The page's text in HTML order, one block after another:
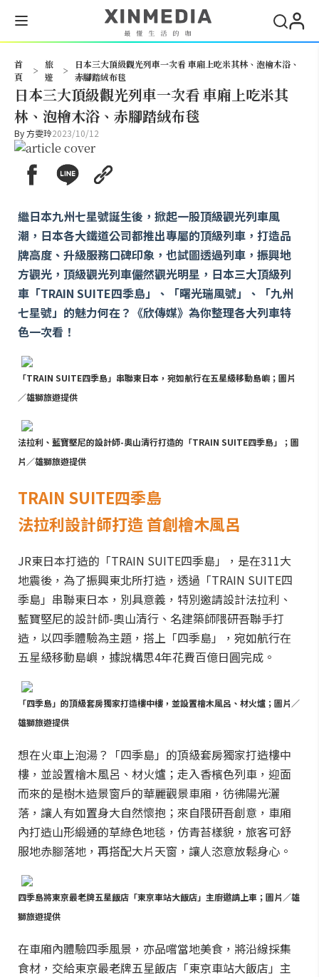
首
頁
>
旅
遊
>
日本三大頂級觀光列車一次看 車廂上吃米其林、泡檜木浴、
赤腳踏絨布毯
日本三大頂級觀光列車一次看 車廂上吃米其
林、泡檜木浴、赤腳踏絨布毯
By方雯玲2023/10/12
繼日本九州七星號誕生後，掀起一股頂級觀光列車風
潮，日本各大鐵道公司都推出專屬的頂級列車，打造品
牌高度、升級服務口碑印象，也試圖透過列車，振興地
方觀光，頂級觀光列車儼然觀光明星，日本三大頂級列
車「TRAIN SUITE四季島」、「曙光瑞風號」、「九州
七星號」的魅力何在？《欣傳媒》為你整理各大列車特
色一次看！
「TRAIN SUITE四季島」串聯東日本，宛如航行在五星級移動島嶼；圖片
／雄獅旅遊提供
法拉利、藍寶堅尼的設計師-奧山清行打造的「TRAIN SUITE四季島」；圖
片／雄獅旅遊提供
TRAIN SUITE四季島
法拉利設計師打造 首創檜木風呂
JR東日本打造的「TRAIN SUITE四季島」，是在311大
地震後，為了振興東北所打造，透過「TRAIN SUITE四
季島」串聯東日本，別具意義，特別邀請設計法拉利、
藍寶堅尼的設計師-奧山清行、名建築師隈研吾聯手打
造，以四季體驗為主題，搭上「四季島」，宛如航行在
五星級移動島嶼，據說構思4年花費百億日圓完成。
「四季島」的頂級套房獨家打造樓中樓，並設置檜木風呂、材火爐；圖片／
雄獅旅遊提供
想在火車上泡湯？「四季島」的頂級套房獨家打造樓中
樓，並設置檜木風呂、材火爐；走入香檳色列車，迎面
而來的是樹木造景窗戶的華麗觀景車廂，彷彿陽光灑
落，讓人有如置身大自然懷抱；來自隈研吾創意，車廂
內打造山形緞通的草綠色地毯，仿青苔樣貌，旅客可舒
服地赤腳落地，再搭配大片天窗，讓人恣意放鬆身心。
四季島將東京最老牌五星飯店「東京車站大飯店」主廚邀請上車；圖片／雄
獅旅遊提供
在車廂內體驗四季風景，亦品嚐當地美食，將沿線採集
食材，交給東京最老牌五星飯店「東京車站大飯店」主